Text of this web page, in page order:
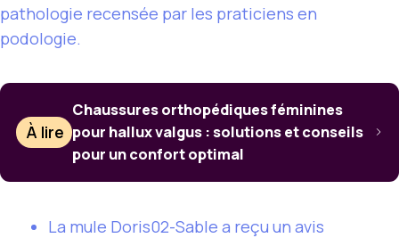
pathologie recensée par les praticiens en
podologie.
À lire
Chaussures orthopédiques féminines
pour hallux valgus : solutions et conseils
pour un confort optimal
La mule Doris02-Sable a reçu un avis